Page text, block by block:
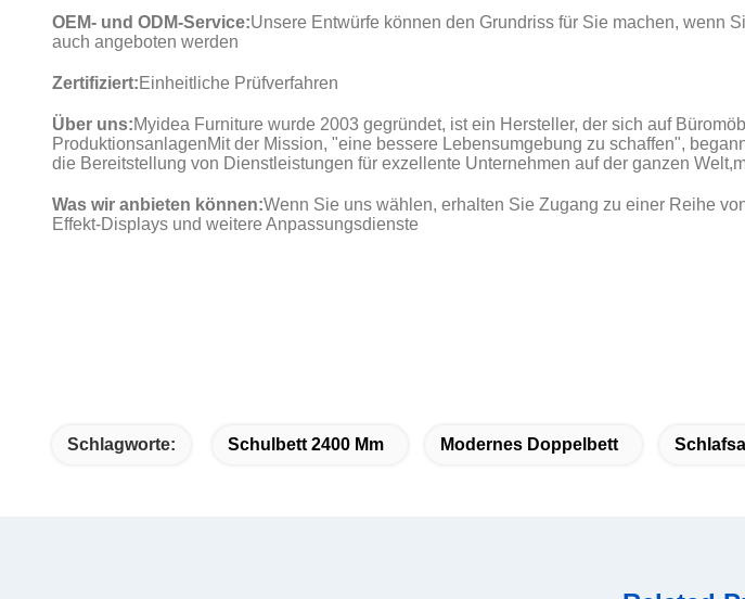
OEM- und ODM-Service:Unsere Entwürfe können den Grundriss für Sie machen, wenn
auch angeboten werden
Zertifiziert:Einheitliche Prüfverfahren
Über uns:Myidea Furniture wurde 2003 gegründet, ist ein Hersteller, der sich auf
ProduktionsanlagenMit der Mission, "eine bessere Lebensumgebung zu schaffen",
die Bereitstellung von Dienstleistungen für exzellente Unternehmen auf der ganzen
Was wir anbieten können:Wenn Sie uns wählen, erhalten Sie Zugang zu einer Reihe
Effekt-Displays und weitere Anpassungsdienste
Schlagworte: Schulbett 2400 Mm Modernes Doppelbett